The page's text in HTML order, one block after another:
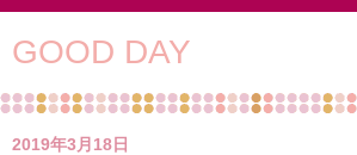
GOOD DAY
2019年3月18日